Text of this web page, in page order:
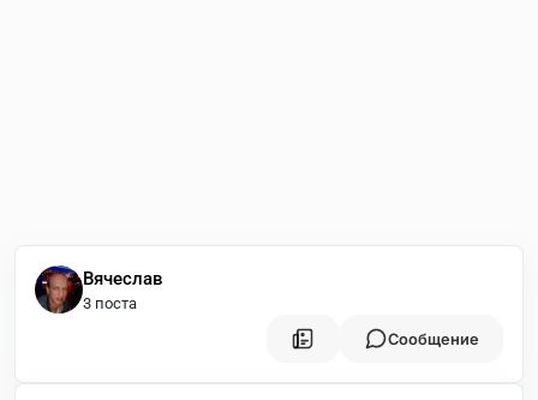
Вячеслав
3 поста
Сообщение